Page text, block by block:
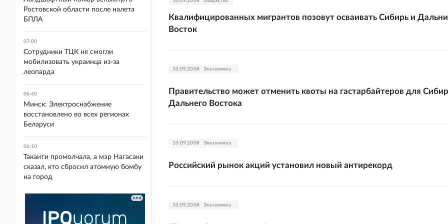
Квалифицированных мигрантов позовут осваивать Сибирь и
Восток
10.09.2008 Экономика
Правительство может отменить квоты на гастарбайтеров для
Дальнего Востока
10.09.2008 Экономика
Российский рынок акций установил новый антирекорд
10.09.2008 Экономика
Ростовской области после налета
БПЛА
07:00
Сотрудники ТЦК не смогли
мобилизовать украинца из-за
леопарда
06:40
Минск: Электроснабжение
восстановлено во всех регионах
Беларуси
06:10
Такаити промолчала, а мэр Нагасаки
сказал, кто сбросил атомную бомбу
на город